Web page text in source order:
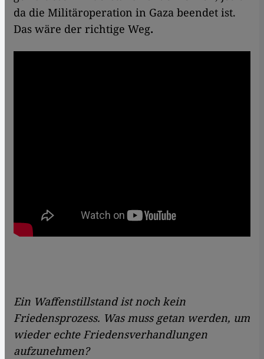
da die Militäroperation in Gaza beendet ist.
Das wäre der richtige Weg.
Ein Waffenstillstand ist noch kein
Friedensprozess. Was muss getan werden, um
wieder echte Friedensverhandlungen
aufzunehmen?